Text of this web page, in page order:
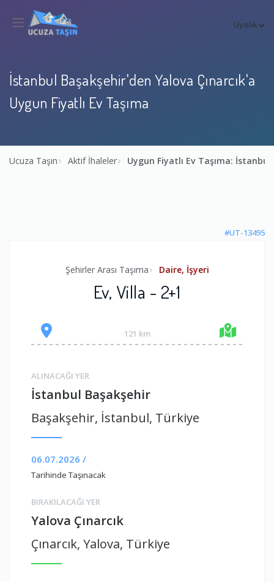
Üyelik
İstanbul Başakşehir'den Yalova Çınarcık'a
Uygun Fiyatlı Ev Taşıma
Ucuza Taşın Aktif İhaleler Uygun Fiyatlı Ev Taşıma:
#UT-13495
Şehirler Arası Taşıma Daire, İşyeri
Ev, Villa - 2+1
121 km
ALINACAĞI YER
İstanbul Başakşehir
Başakşehir, İstanbul, Türkiye
06.07.2026 /
Tarihinde Taşınacak
BIRAKILACAĞI YER
Yalova Çınarcık
Çınarcık, Yalova, Türkiye